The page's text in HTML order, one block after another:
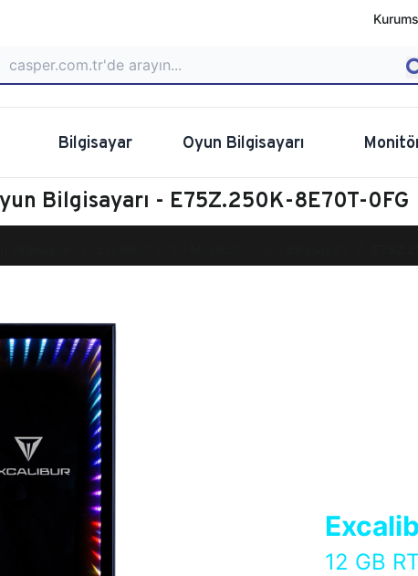
Bilgisayar Oyun Bilgisayarı
Bilgisayarı - E75Z.250K-8E70T-0FG
12 GB